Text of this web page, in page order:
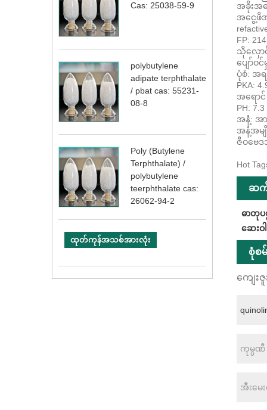
Cas: 25038-59-9
polybutylene
adipate terphthalate
/ pbat cas: 55231-
08-8
Poly (Butylene
Terphthalate) /
polybutylene
teerphthalate cas:
26062-94-2
ထုတ်ကုန်အသစ်အားလုံး
အခိုးအ
အငွေ့ဖိအ
FP:
သိုလှော
ပျော်ဝင်
ပုံစံ: အ
PKA:
အရောင်
PH:
အနံ့: အ
အနံ့အမ
ဇီဝဗေဒ
Hot
ဆက်
ဓာတုပစ္
ဆေးဝ
စုံစမ်
ကျေး